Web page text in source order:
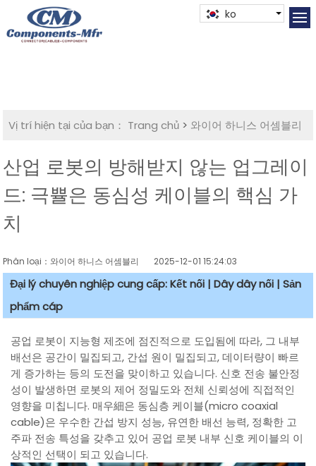
ko
Vị trí hiện tại của bạn： Trang chủ > 와이어 하니스 어셈블리
산업 로봇의 방해받지 않는 업그레이
드: 극쁄은 동심성 케이블의 핵심 가
치
Phân loại：와이어 하니스 어셈블리 2025-12-01 15:24:03
Đại lý chuyên nghiệp cung cấp: Kết nối | Dây dây nối | Sản
phẩm cáp
공업 로봇이 지능형 제조에 점진적으로 도입됨에 따라, 그 내부
배선은 공간이 밀집되고, 간섭 원이 밀집되고, 데이터량이 빠르
게 증가하는 등의 도전을 맞이하고 있습니다. 신호 전송 불안정
성이 발생하면 로봇의 제어 정밀도와 전체 신뢰성에 직접적인
영향을 미칩니다. 매우細은 동심층 케이블(micro coaxial
cable)은 우수한 간섭 방지 성능, 유연한 배선 능력, 정확한 고
주파 전송 특성을 갖추고 있어 공업 로봇 내부 신호 케이블의 이
상적인 선택이 되고 있습니다.